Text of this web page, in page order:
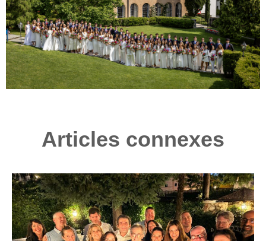
Articles connexes